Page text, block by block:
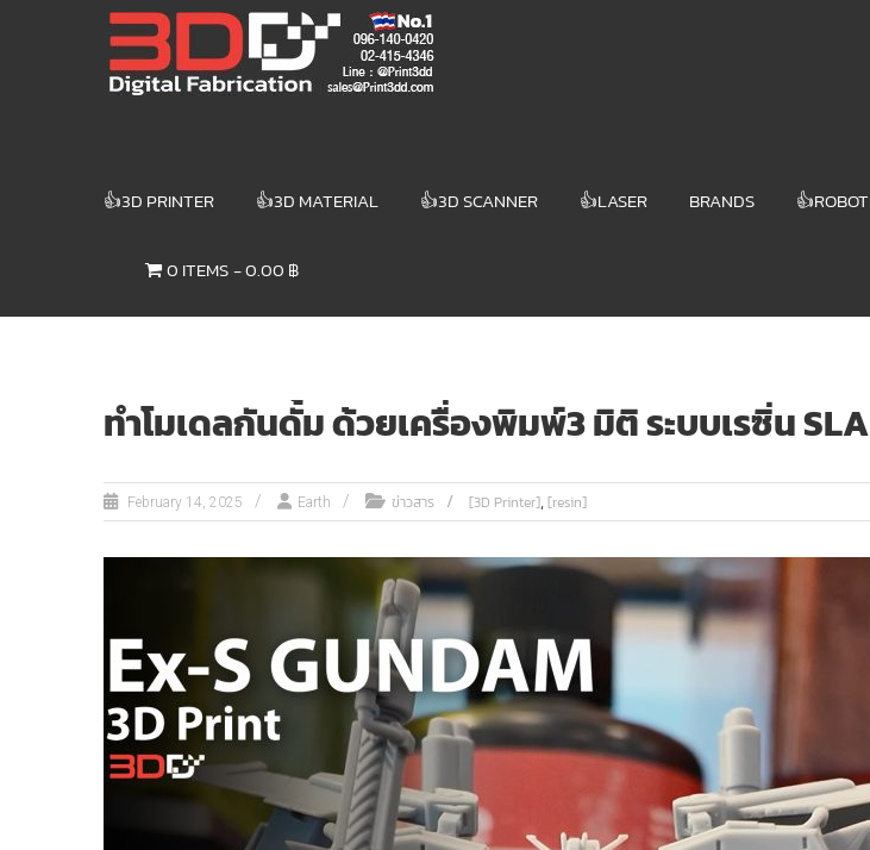
3DD DIGITAL
FABRICATION
3D Printer |
👍3D PRINTER 👍3D MATERIAL 👍3D SCANNER 👍LASER BRANDS 👍ROBOT
0 ITEMS 0.00 ฿
ทำโมเดลกันดั้ม ด้วยเครื่องพิมพ์3 มิติ ระบบเรซิ่น SLA
February 14, 2025 Earth ข่าวสาร [3D Printer],[resin]